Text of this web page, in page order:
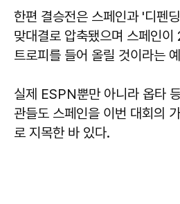
한편 결승전은 스페인과 '디펜
맞대결로 압축됐으며 스페인
트로피를 들어 올릴 것이라는
실제 ESPN뿐만 아니라 옵타
관들도 스페인을 이번 대회의
로 지목한 바 있다.